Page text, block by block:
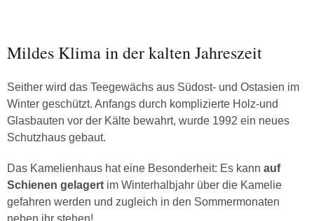
Mildes Klima in der kalten Jahreszeit
Seither wird das Teegewächs aus Südost- und Ostasien im
Winter geschützt. Anfangs durch komplizierte Holz-und
Glasbauten vor der Kälte bewahrt, wurde 1992 ein neues
Schutzhaus gebaut.
Das Kamelienhaus hat eine Besonderheit: Es kann auf
Schienen gelagert im Winterhalbjahr über die Kamelie
gefahren werden und zugleich in den Sommermonaten
neben ihr stehen!